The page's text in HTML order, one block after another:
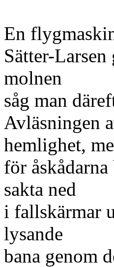
En
Sätter-
molnen
såg man
Avläsningen
hemlighet,
för
sakta ned
i fallskärmar
lysande
bana genom